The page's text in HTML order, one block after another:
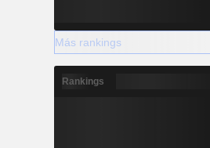
Más rankings
Rankings